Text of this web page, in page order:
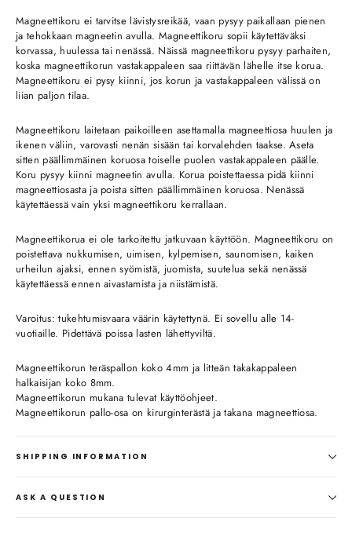
Magneettikoru ei tarvitse lävistysreikää, vaan pysyy paikallaan pienen
ja tehokkaan magneetin avulla. Magneettikoru sopii käytettäväksi
korvassa, huulessa tai nenässä. Näissä magneettikoru pysyy parhaiten,
koska magneettikorun vastakappaleen saa riittävän lähelle itse korua.
Magneettikoru ei pysy kiinni, jos korun ja vastakappaleen välissä on
liian paljon tilaa.
Magneettikoru laitetaan paikoilleen asettamalla magneettiosa huulen ja
ikenen väliin, varovasti nenän sisään tai korvalehden taakse. Aseta
sitten päällimmäinen koruosa toiselle puolen vastakappaleen päälle.
Koru pysyy kiinni magneetin avulla. Korua poistettaessa pidä kiinni
magneettiosasta ja poista sitten päällimmäinen koruosa. Nenässä
käytettäessä vain yksi magneettikoru kerrallaan.
Magneettikorua ei ole tarkoitettu jatkuvaan käyttöön. Magneettikoru on
poistettava nukkumisen, uimisen, kylpemisen, saunomisen, kaiken
urheilun ajaksi, ennen syömistä, juomista, suutelua sekä nenässä
käytettäessä ennen aivastamista ja niistämistä.
Varoitus: tukehtumisvaara väärin käytettynä. Ei sovellu alle 14-
vuotiaille. Pidettävä poissa lasten lähettyviltä.
Magneettikorun teräspallon koko 4mm ja litteän takakappaleen
halkaisijan koko 8mm.
Magneettikorun mukana tulevat käyttöohjeet.
Magneettikorun pallo-osa on kirurginterästä ja takana magneettiosa.
SHIPPING INFORMATION
ASK A QUESTION